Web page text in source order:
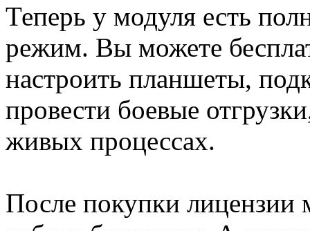
Теперь у модуля есть
режим. Вы можете
настроить планшеты,
провести боевые
живых процессах.
После покупки лицензии